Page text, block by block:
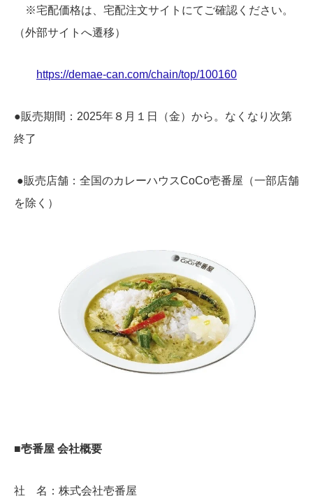
※宅配価格は、宅配注文サイトにてご確認ください。
（外部サイトへ遷移）
https://demae-can.com/chain/top/100160
●販売期間：2025年８月１日（金）から。なくなり次第
終了
●販売店舗：全国のカレーハウスCoCo壱番屋（一部店舗
を除く）
■壱番屋 会社概要
社 名：株式会社壱番屋